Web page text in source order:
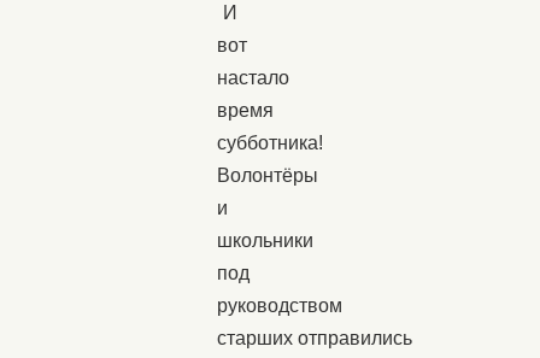
И
вот
настало
время
субботника!
Волонтёры
и
школьники
под
руководством
старших отправились